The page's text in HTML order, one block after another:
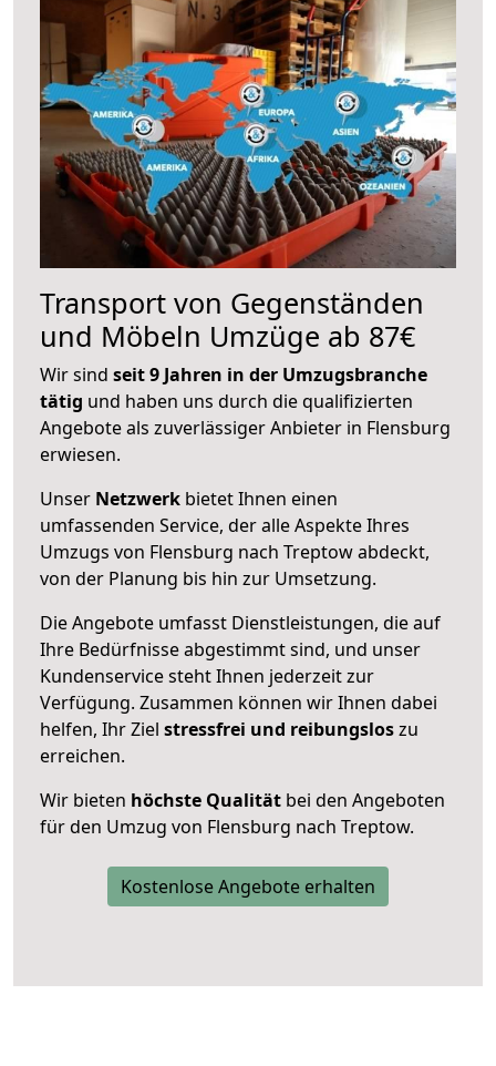
Transport von Gegenständen
und Möbeln Umzüge ab 87€
Wir sind seit 9 Jahren in der Umzugsbranche
tätig und haben uns durch die qualifizierten
Angebote als zuverlässiger Anbieter in Flensburg
erwiesen.
Unser Netzwerk bietet Ihnen einen
umfassenden Service, der alle Aspekte Ihres
Umzugs von Flensburg nach Treptow abdeckt,
von der Planung bis hin zur Umsetzung.
Die Angebote umfasst Dienstleistungen, die auf
Ihre Bedürfnisse abgestimmt sind, und unser
Kundenservice steht Ihnen jederzeit zur
Verfügung. Zusammen können wir Ihnen dabei
helfen, Ihr Ziel stressfrei und reibungsloszu
erreichen.
Wir bieten höchste Qualität bei den Angeboten
für den Umzug von Flensburg nach Treptow.
Kostenlose Angebote erhalten